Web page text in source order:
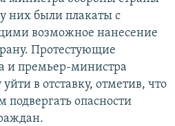
них были плакаты с
возможное нанесение
Протестующие
и премьер-министра
в отставку, отметив, что
опасности